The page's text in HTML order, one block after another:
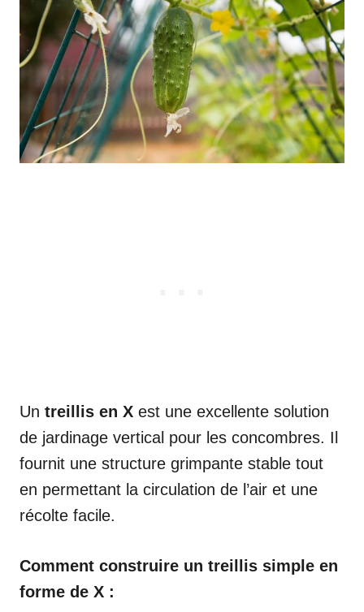
Un treillis en X est une excellente solution
de jardinage vertical pour les concombres. Il
fournit une structure grimpante stable tout
en permettant la circulation de l’air et une
récolte facile.
Comment construire un treillis simple en
forme de X :